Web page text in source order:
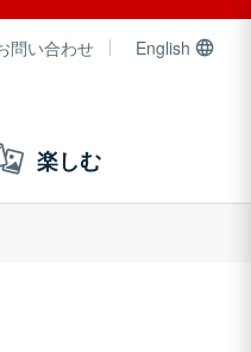
問い合わせ English
楽しむ